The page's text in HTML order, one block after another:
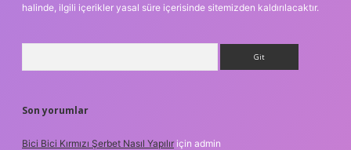
halinde, ilgili içerikler yasal süre içerisinde sitemizden kaldırılacaktır.
Son yorumlar
Bici Bici Kırmızı Şerbet Nasıl Yapılır için admin